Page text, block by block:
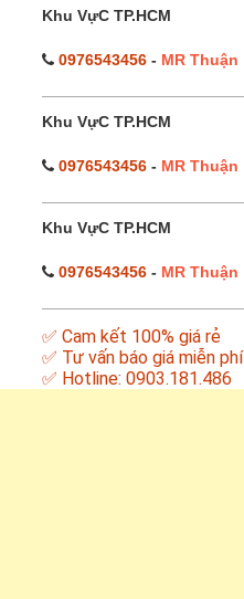
Khu VựC TP.HCM
0976543456 - MR Thuận
Khu VựC TP.HCM
0976543456 - MR Thuận
Khu VựC TP.HCM
0976543456 - MR Thuận
✅ Cam kết 100% giá rẻ
✅ Tư vấn báo giá miễn phí
✅ Hotline: 0903.181.486